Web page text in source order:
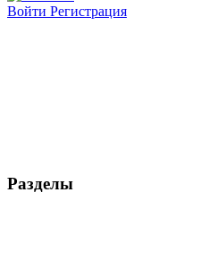
Войти Регистрация
Разделы